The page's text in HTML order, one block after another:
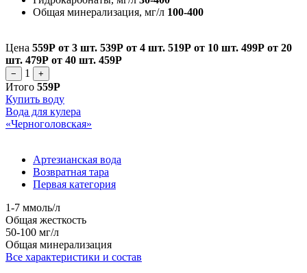
Общая минерализация, мг/л 100-400
Цена 559Р от 3 шт. 539Р от 4 шт. 519Р от 10 шт. 499Р от 20
шт. 479Р от 40 шт. 459Р
− 1 +
Итого 559Р
Купить воду
Вода для кулера
«Черноголовская»
Артезианская вода
Возвратная тара
Первая категория
1-7 ммоль/л
Общая жесткость
50-100 мг/л
Общая минерализация
Все характеристики и состав